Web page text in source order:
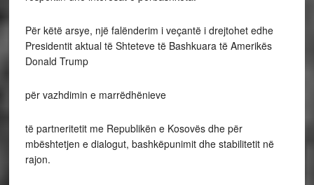
Për këtë arsye, një falënderim i veçantë i drejtohet edhe
Presidentit aktual të Shteteve të Bashkuara të Amerikës
Donald Trump
për vazhdimin e marrëdhënieve
të partneritetit me Republikën e Kosovës dhe për
mbështetjen e dialogut, bashkëpunimit dhe stabilitetit në
rajon.